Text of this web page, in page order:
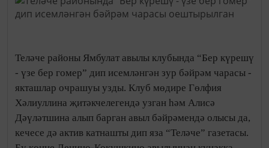
Теләче районы Ямбулат авылы клубында “Бер күрешү
- үзе бер гомер” дип исемләнгән зур бәйрәм чарасы -
якташлар очрашуы узды. Клуб мөдире Гөлфия
Хәлиуллина җитәкчелегендә узган һәм Алисә
Дәүләтшина алып барган авыл бәйрәмендә олысы да,
кечесе дә актив катнашты дип яза “Теләче” газетасы.